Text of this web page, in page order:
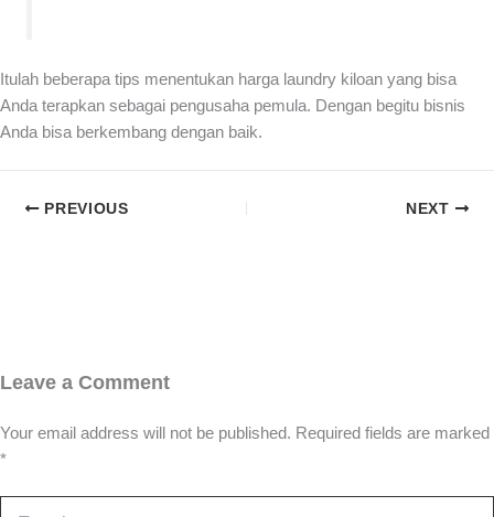
Itulah beberapa tips menentukan harga laundry kiloan yang bisa
Anda terapkan sebagai pengusaha pemula. Dengan begitu bisnis
Anda bisa berkembang dengan baik.
PREVIOUS NEXT
Leave a Comment
Your email address will not be published. Required fields are marked
*